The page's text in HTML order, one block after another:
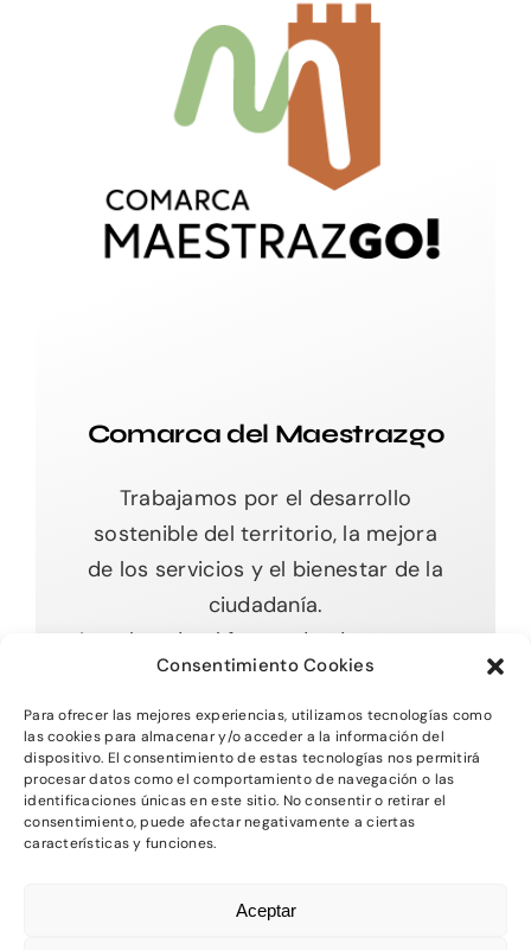
Consentimiento Cookies
Para ofrecer las mejores experiencias, utilizamos tecnologías como
las cookies para almacenar y/o acceder a la información del
dispositivo. El consentimiento de estas tecnologías nos permitirá
procesar datos como el comportamiento de navegación o las
identificaciones únicas en este sitio. No consentir o retirar el
consentimiento, puede afectar negativamente a ciertas
características y funciones.
Aceptar
Comarca del Maestrazgo
Trabajamos por el desarrollo
sostenible del territorio, la mejora
de los servicios y el bienestar de la
ciudadanía.
Impulsando el futuro desde nuestras
raíces.
Toggle
Navigation
Inicio
Aviso Legal-Política de Privacidad